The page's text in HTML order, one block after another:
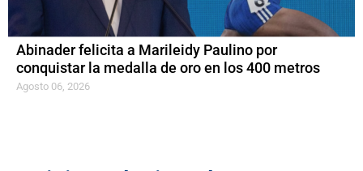
Abinader felicita a Marileidy Paulino por
conquistar la medalla de oro en los 400 metros
Agosto 06, 2026